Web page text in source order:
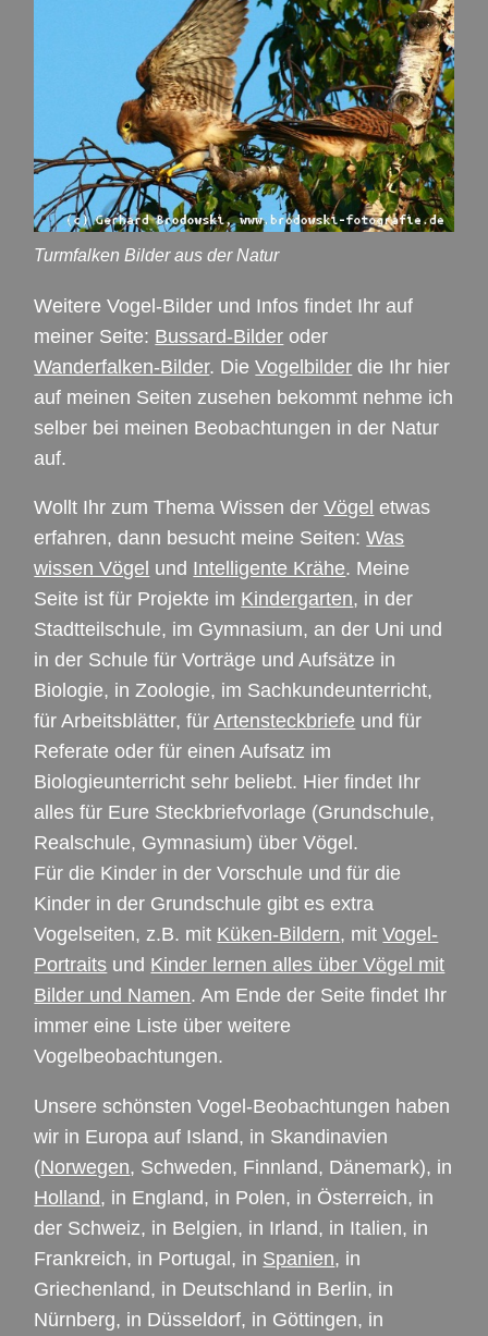
Turmfalken Bilder aus der Natur
Weitere Vogel-Bilder und Infos findet Ihr auf
meiner Seite: Bussard-Bilder oder
Wanderfalken-Bilder. DieVogelbilder die Ihr hier
auf meinen Seiten zusehen bekommt nehme ich
selber bei meinen Beobachtungen in der Natur
auf.
Wollt Ihr zum Thema Wissen derVögel etwas
erfahren, dann besucht meine Seiten:Was
wissen Vögel und Intelligente Krähe. Meine
Seite ist für Projekte im Kindergarten, in der
Stadtteilschule, im Gymnasium, an der Uni und
in der Schule für Vorträge und Aufsätze in
Biologie, in Zoologie, im Sachkundeunterricht,
für Arbeitsblätter, fürArtensteckbriefe und für
Referate oder für einen Aufsatz im
Biologieunterricht sehr beliebt. Hier findet Ihr
alles für Eure Steckbriefvorlage (Grundschule,
Realschule, Gymnasium) über Vögel.
Für die Kinder in der Vorschule und für die
Kinder in der Grundschule gibt es extra
Vogelseiten, z.B. mit Küken-Bildern, mitVogel-
Portraits und Kinder lernen alles über Vögel mit
Bilder und Namen. Am Ende der Seite findet Ihr
immer eine Liste über weitere
Vogelbeobachtungen.
Unsere schönsten Vogel-Beobachtungen haben
wir in Europa auf Island, in Skandinavien
(Norwegen, Schweden, Finnland, Dänemark), in
Holland, in England, in Polen, in Österreich, in
der Schweiz, in Belgien, in Irland, in Italien, in
Frankreich, in Portugal, in Spanien, in
Griechenland, in Deutschland in Berlin, in
Nürnberg, in Düsseldorf, in Göttingen, in